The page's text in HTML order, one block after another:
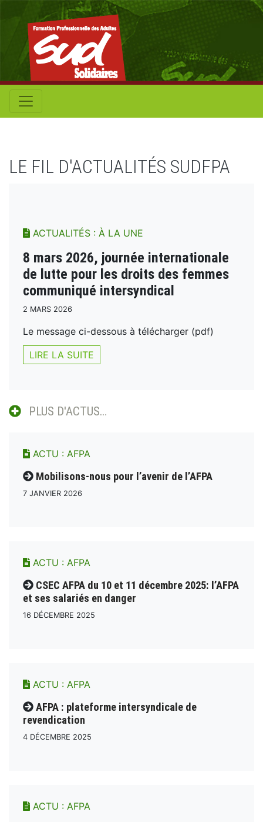
LE FIL D'ACTUALITÉS SUDFPA
ACTUALITÉS : À LA UNE
8 mars 2026, journée internationale
de lutte pour les droits des femmes
communiqué intersyndical
2 MARS 2026
Le message ci-dessous à télécharger (pdf)
LIRE LA SUITE
PLUS D'ACTUS…
ACTU : AFPA
Mobilisons-nous pour l’avenir de l’AFPA
7 JANVIER 2026
ACTU : AFPA
CSEC AFPA du 10 et 11 décembre 2025: l’AFPA
et ses salariés en danger
16 DÉCEMBRE 2025
ACTU : AFPA
AFPA : plateforme intersyndicale de
revendication
4 DÉCEMBRE 2025
ACTU : AFPA